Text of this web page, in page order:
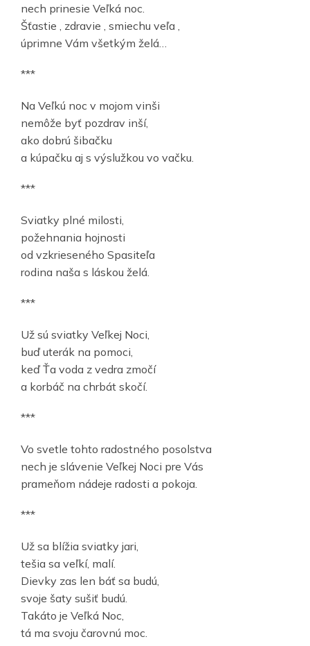
nech prinesie Veľká noc.
Šťastie , zdravie , smiechu veľa ,
úprimne Vám všetkým želá…
***
Na Veľkú noc v mojom vinši
nemôže byť pozdrav inší,
ako dobrú šibačku
a kúpačku aj s výslužkou vo vačku.
***
Sviatky plné milosti,
požehnania hojnosti
od vzkrieseného Spasiteľa
rodina naša s láskou želá.
***
Už sú sviatky Veľkej Noci,
buď uterák na pomoci,
keď Ťa voda z vedra zmočí
a korbáč na chrbát skočí.
***
Vo svetle tohto radostného posolstva
nech je slávenie Veľkej Noci pre Vás
prameňom nádeje radosti a pokoja.
***
Už sa blížia sviatky jari,
tešia sa veľkí, malí.
Dievky zas len báť sa budú,
svoje šaty sušiť budú.
Takáto je Veľká Noc,
tá ma svoju čarovnú moc.